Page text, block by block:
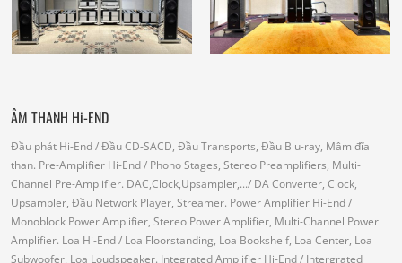
ÂM THANH Hi-END
Đầu phát Hi-End/ Đầu CD-SACD, Đầu Transports, Đầu Blu-ray, Mâm đĩa
than. Pre-Amplifier Hi-End/ Phono Stages, Stereo Preamplifiers, Multi-
Channel Pre-Amplifier. DAC,Clock,Upsampler,.../ DA Converter, Clock,
Upsampler, Đầu Network Player, Streamer. Power Amplifier Hi-End/
Monoblock Power Amplifier, Stereo Power Amplifier, Multi-Channel Power
Amplifier. Loa Hi-End/ Loa Floorstanding, Loa Bookshelf, Loa Center, Loa
Subwoofer, Loa Loudspeaker. Integrated Amplifier Hi-End/ Intergrated